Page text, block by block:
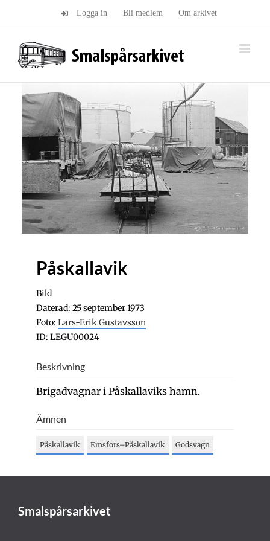
Logga in Bli medlem Om arkivet
Påskallavik
Bild
Daterad: 25 september 1973
Foto: Lars-Erik Gustavsson
ID: LEGU00024
Beskrivning
Brigadvagnar i Påskallaviks hamn.
Ämnen
Påskallavik Emsfors–Påskallavik Godsvagn
Smalspårsarkivet